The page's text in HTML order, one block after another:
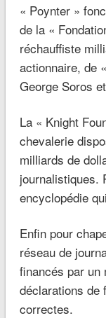
« Poynter »
de la «
réchauffiste
actionnaire, de
George Soros
La « Knight
chevalerie
milliards de
journalistiques.
encyclopédie
Enfin pour
réseau de
financés par un
déclarations de
correctes.